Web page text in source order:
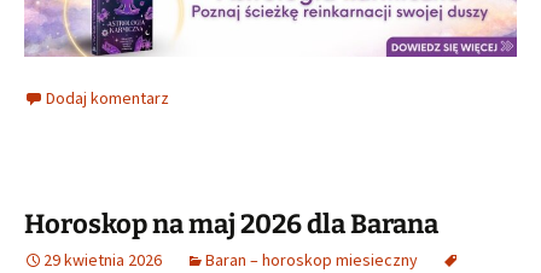
Dodaj komentarz
Horoskop na maj 2026 dla Barana
29 kwietnia 2026
Baran – horoskop miesieczny